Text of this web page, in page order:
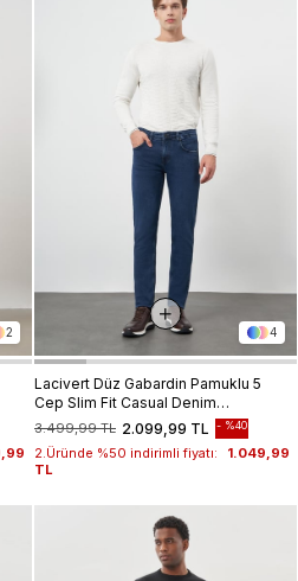
2 4
Lacivert Düz Gabardin Pamuklu 5
Cep Slim Fit Casual Denim
Pantolon 1023245155
2.099,99 TL
3.499,99 TL %40
2.Üründe %50 indirimli fiyatı:
1.049,99
TL